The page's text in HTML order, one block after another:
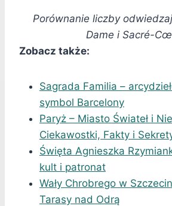
Porównanie liczby
Dame i Sacré-
Zobacz także:
Sagrada Familia –
symbol Barcelony
Paryż – Miasto Świateł i
Ciekawostki, Fakty i
Święta Agnieszka
kult i patronat
Wały Chrobrego w
Tarasy nad Odrą